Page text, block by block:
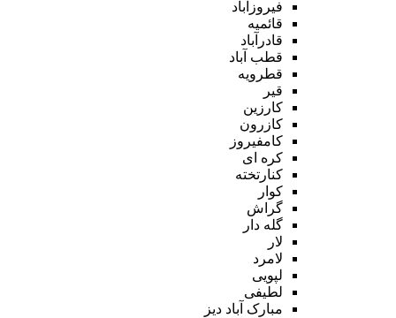
فیروزآباد
قائمیه
قادرآباد
قطب آباد
قطرویه
قیر
کارزین
کازرون
کامفیروز
کره ای
کنارتخته
کوار
گراش
گله دار
لار
لامرد
لپویی
لطیفی
مبارک آباد دیز